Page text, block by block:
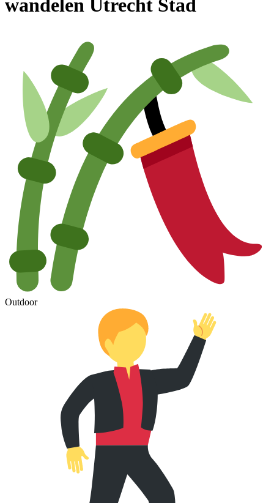
wandelen Utrecht Stad
Outdoor